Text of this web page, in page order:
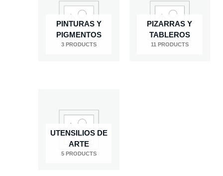
PINTURAS Y
PIGMENTOS
3 PRODUCTS
PIZARRAS Y
TABLEROS
11 PRODUCTS
UTENSILIOS DE
ARTE
5 PRODUCTS